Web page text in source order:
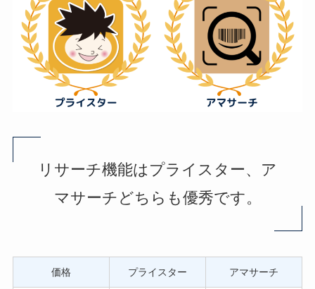
リサーチ機能はプライスター、ア
マサーチどちらも優秀です。
価格 プライスター アマサーチ